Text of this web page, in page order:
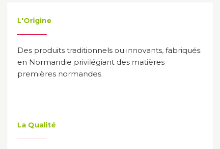
L'Origine
Des produits traditionnels ou innovants, fabriqués
en Normandie privilégiant des matières
premières normandes.
La Qualité